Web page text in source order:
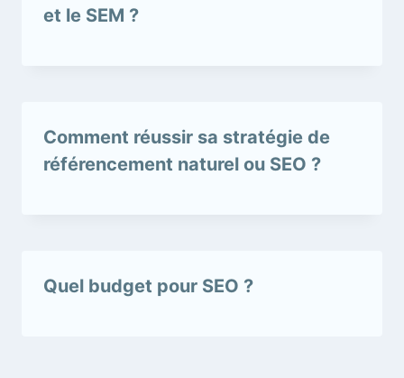
et le SEM ?
Comment réussir sa stratégie de
référencement naturel ou SEO ?
Quel budget pour SEO ?